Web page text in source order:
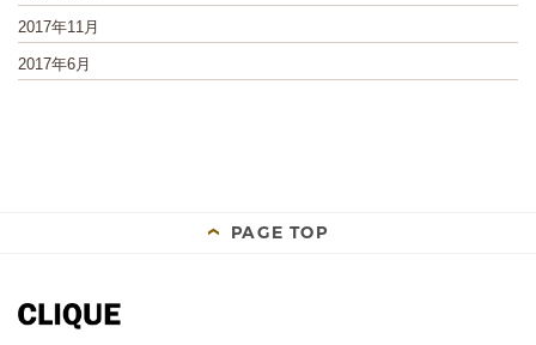
2017年11月
2017年6月
PAGE TOP